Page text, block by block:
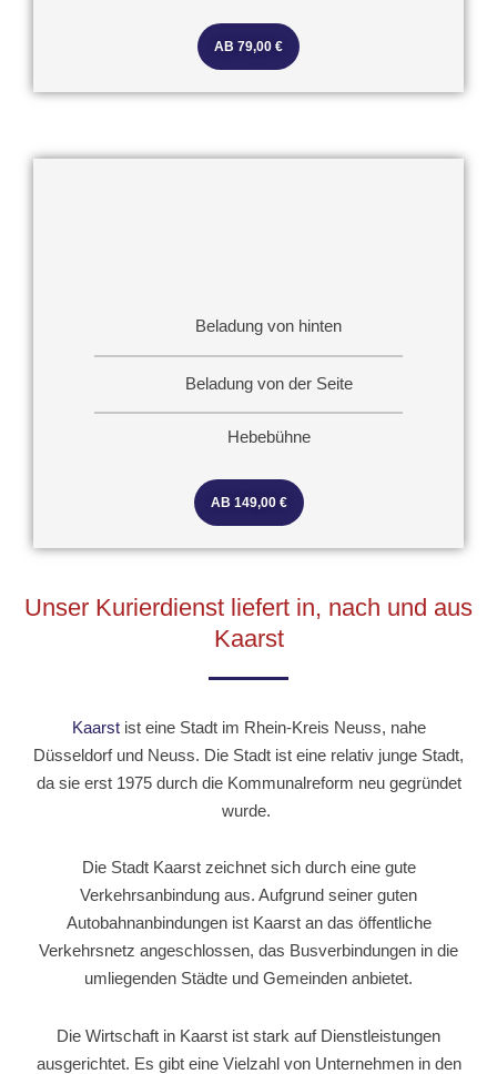
AB 79,00 €
Beladung von hinten
Beladung von der Seite
Hebebühne
AB 149,00 €
Unser Kurierdienst liefert in, nach und aus
Kaarst
Kaarstist eine Stadt im Rhein-Kreis Neuss, nahe
Düsseldorf und Neuss. Die Stadt ist eine relativ junge Stadt,
da sie erst 1975 durch die Kommunalreform neu gegründet
wurde.
Die Stadt Kaarst zeichnet sich durch eine gute
Verkehrsanbindung aus. Aufgrund seiner guten
Autobahnanbindungen ist Kaarst an das öffentliche
Verkehrsnetz angeschlossen, das Busverbindungen in die
umliegenden Städte und Gemeinden anbietet.
Die Wirtschaft in Kaarst ist stark auf Dienstleistungen
ausgerichtet. Es gibt eine Vielzahl von Unternehmen in den